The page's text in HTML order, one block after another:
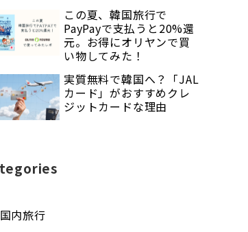
この夏、韓国旅行で
PayPayで支払うと20%還
元。お得にオリヤンで買
い物してみた！
実質無料で韓国へ？「JAL
カード」がおすすめクレ
ジットカードな理由
内旅行